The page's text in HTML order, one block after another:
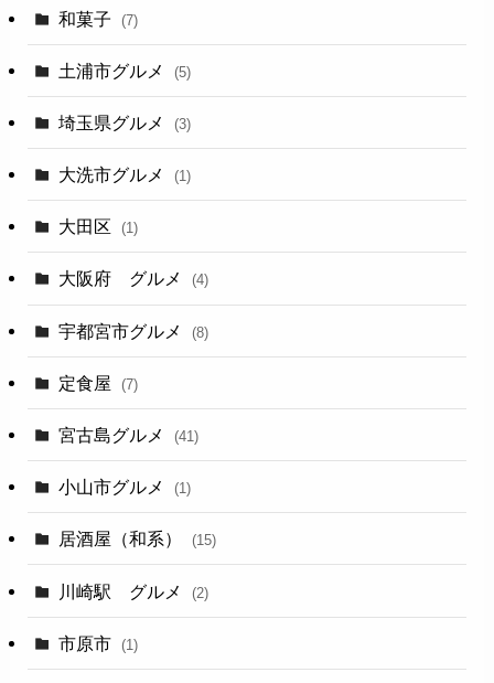
和菓子 (7)
土浦市グルメ (5)
埼玉県グルメ (3)
大洗市グルメ (1)
大田区 (1)
大阪府 グルメ (4)
宇都宮市グルメ (8)
定食屋 (7)
宮古島グルメ (41)
小山市グルメ (1)
居酒屋（和系） (15)
川崎駅 グルメ (2)
市原市 (1)